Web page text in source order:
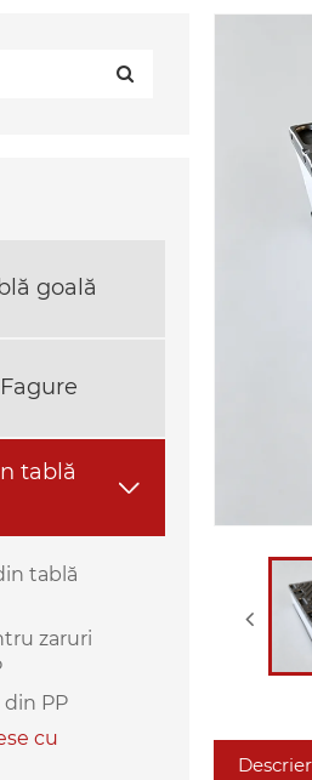
goală
tablă

tablă
zaruri
din PP
cu